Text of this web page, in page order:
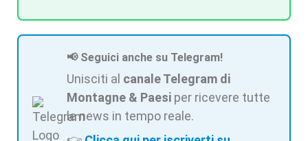
📢 Seguici anche su Telegram!
Unisciti al canale Telegram di
Montagne & Paesi per ricevere tutte
le news in tempo reale.